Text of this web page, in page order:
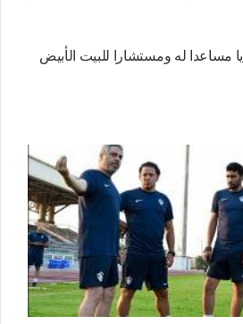
مساعدا له ومستشارا للبيت الأبيض